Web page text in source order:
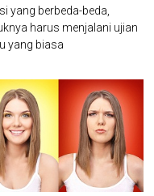
yang berbeda-beda,
harus menjalani ujian
yang biasa